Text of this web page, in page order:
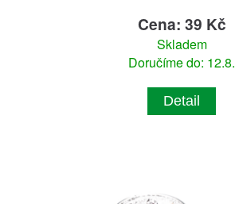
Cena: 39 Kč
Skladem
Doručíme do: 12.8.
Detail